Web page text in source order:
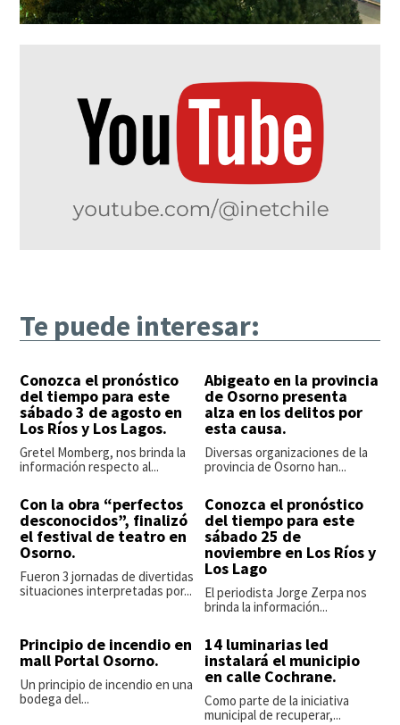
Te puede interesar:
Conozca el pronóstico
del tiempo para este
sábado 3 de agosto en
Los Ríos y Los Lagos.
Gretel Momberg, nos brinda la
información respecto al...
Abigeato en la provincia
de Osorno presenta
alza en los delitos por
esta causa.
Diversas organizaciones de la
provincia de Osorno han...
Con la obra “perfectos
desconocidos”, finalizó
el festival de teatro en
Osorno.
Fueron 3 jornadas de divertidas
situaciones interpretadas por...
Conozca el pronóstico
del tiempo para este
sábado 25 de
noviembre en Los Ríos y
Los Lago
El periodista Jorge Zerpa nos
brinda la información...
Principio de incendio en
mall Portal Osorno.
Un principio de incendio en una
bodega del...
14 luminarias led
instalará el municipio
en calle Cochrane.
Como parte de la iniciativa
municipal de recuperar,...